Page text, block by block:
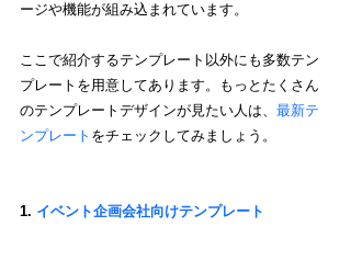
ージや機能が組み込まれています。
ここで紹介するテンプレート以外にも多数テン
プレートを用意してあります。もっとたくさん
のテンプレートデザインが見たい人は、 最新テ
ンプレート をチェックしてみましょう。
1. イベント企画会社向けテンプレート